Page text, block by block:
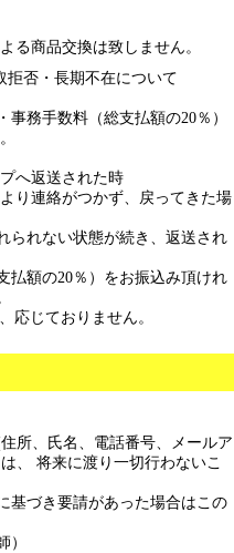
る商品交換は致しません。
拒否・長期不在について
務手数料（総支払額の20％）
へ返送された時
連絡がつかず、戻ってきた場
られない状態が続き、返送され
払額の20％）をお振込み頂けれ
じておりません。
所、氏名、電話番号、メールア
、 将来に渡り一切行わないこ
基づき要請があった場合はこの
）